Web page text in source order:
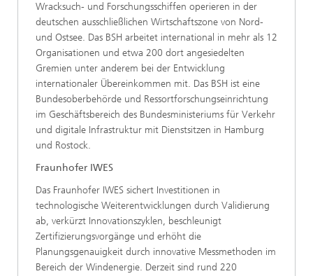
Wracksuch- und Forschungsschiffen operieren in der
deutschen ausschließlichen Wirtschaftszone von Nord-
und Ostsee. Das BSH arbeitet international in mehr als 12
Organisationen und etwa 200 dort angesiedelten
Gremien unter anderem bei der Entwicklung
internationaler Übereinkommen mit. Das BSH ist eine
Bundesoberbehörde und Ressortforschungseinrichtung
im Geschäftsbereich des Bundesministeriums für Verkehr
und digitale Infrastruktur mit Dienstsitzen in Hamburg
und Rostock.
Fraunhofer IWES
Das Fraunhofer IWES sichert Investitionen in
technologische Weiterentwicklungen durch Validierung
ab, verkürzt Innovationszyklen, beschleunigt
Zertifizierungsvorgänge und erhöht die
Planungsgenauigkeit durch innovative Messmethoden im
Bereich der Windenergie. Derzeit sind rund 220